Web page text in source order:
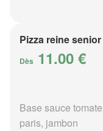
Pizza reine senior
Dès 11.00 €
Base sauce
paris, jambon